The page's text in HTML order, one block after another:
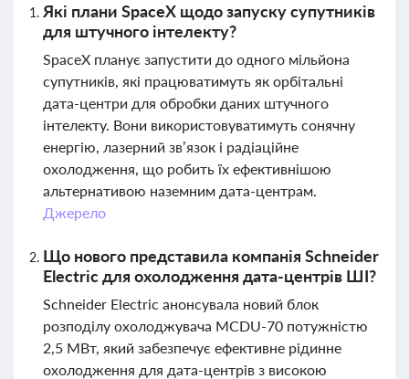
Які плани SpaceX щодо запуску супутників
для штучного інтелекту?
SpaceX планує запустити до одного мільйона
супутників, які працюватимуть як орбітальні
дата-центри для обробки даних штучного
інтелекту. Вони використовуватимуть сонячну
енергію, лазерний зв’язок і радіаційне
охолодження, що робить їх ефективнішою
альтернативою наземним дата-центрам.
Джерело
Що нового представила компанія Schneider
Electric для охолодження дата-центрів ШІ?
Schneider Electric анонсувала новий блок
розподілу охолоджувача MCDU-70 потужністю
2,5 МВт, який забезпечує ефективне рідинне
охолодження для дата-центрів з високою